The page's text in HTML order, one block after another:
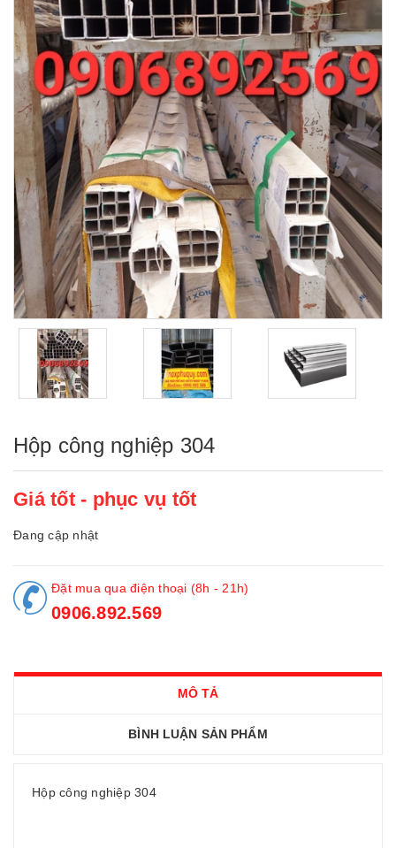
Hộp công nghiệp 304
Giá tốt - phục vụ tốt
Đang cập nhật
Đặt mua qua điện thoại (8h - 21h)
0906.892.569
MÔ TẢ
BÌNH LUẬN SẢN PHẨM
Hộp công nghiệp 304